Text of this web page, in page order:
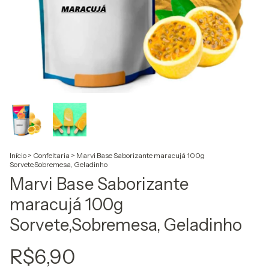
Início > Confeitaria > Marvi Base Saborizante maracujá 100g
Sorvete,Sobremesa, Geladinho
Marvi Base Saborizante
maracujá 100g
Sorvete,Sobremesa, Geladinho
R$6,90